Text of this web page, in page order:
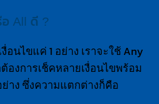
อ All ดี ?
อนไขแค่ 1 อย่าง เราจะใช้ Any
องการเช็คหลายเงื่อนไขพร้อม
าง ซึ่งความแตกต่างก็คือ